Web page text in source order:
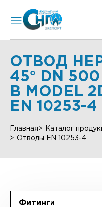
ОТВОД
45° DN
B MODEL
EN 10253-4
Главная Каталог
Отводы EN 10253-4
Фитинги